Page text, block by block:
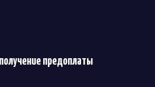
получение предоплаты